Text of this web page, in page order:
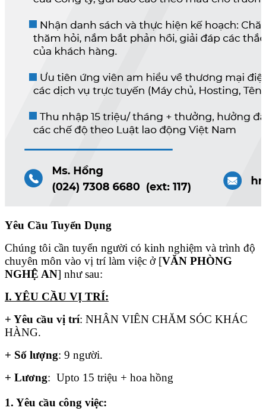
Yêu Cầu Tuyển Dụng
Chúng tôi cần tuyển người có kinh nghiệm và trình độ
chuyên môn vào vị trí làm việc ở [VĂN PHÒNG
NGHỆ AN] như sau:
I. YÊU CẦU VỊ TRÍ:
+ Yêu cầu vị trí: NHÂN VIÊN CHĂM SÓC KHÁC
HÀNG.
+ Số lượng: 9 người.
+ Lương: Upto 15 triệu + hoa hồng
1. Yêu cầu công việc: